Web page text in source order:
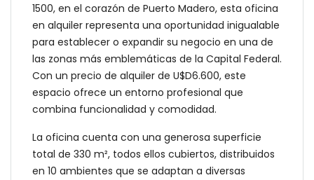
1500, en el corazón de Puerto Madero, esta oficina
en alquiler representa una oportunidad inigualable
para establecer o expandir su negocio en una de
las zonas más emblemáticas de la Capital Federal.
Con un precio de alquiler de U$D6.600, este
espacio ofrece un entorno profesional que
combina funcionalidad y comodidad.
La oficina cuenta con una generosa superficie
total de 330 m², todos ellos cubiertos, distribuidos
en 10 ambientes que se adaptan a diversas